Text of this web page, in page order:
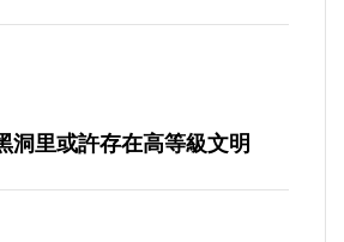
洞里或許存在高等級文明